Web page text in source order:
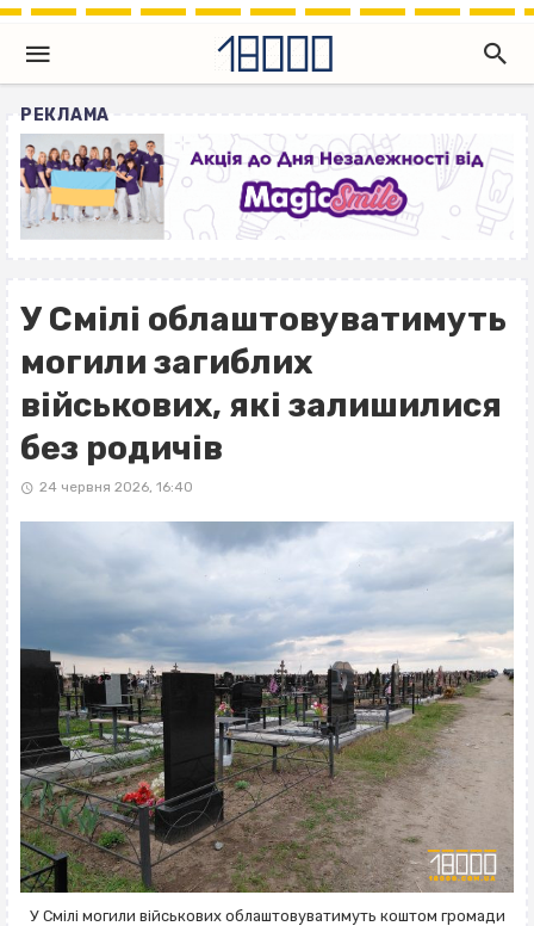
РЕКЛАМА
У Смілі облаштовуватимуть
могили загиблих
військових, які залишилися
без родичів
24 червня 2026, 16:40
У Смілі могили військових облаштовуватимуть коштом громади